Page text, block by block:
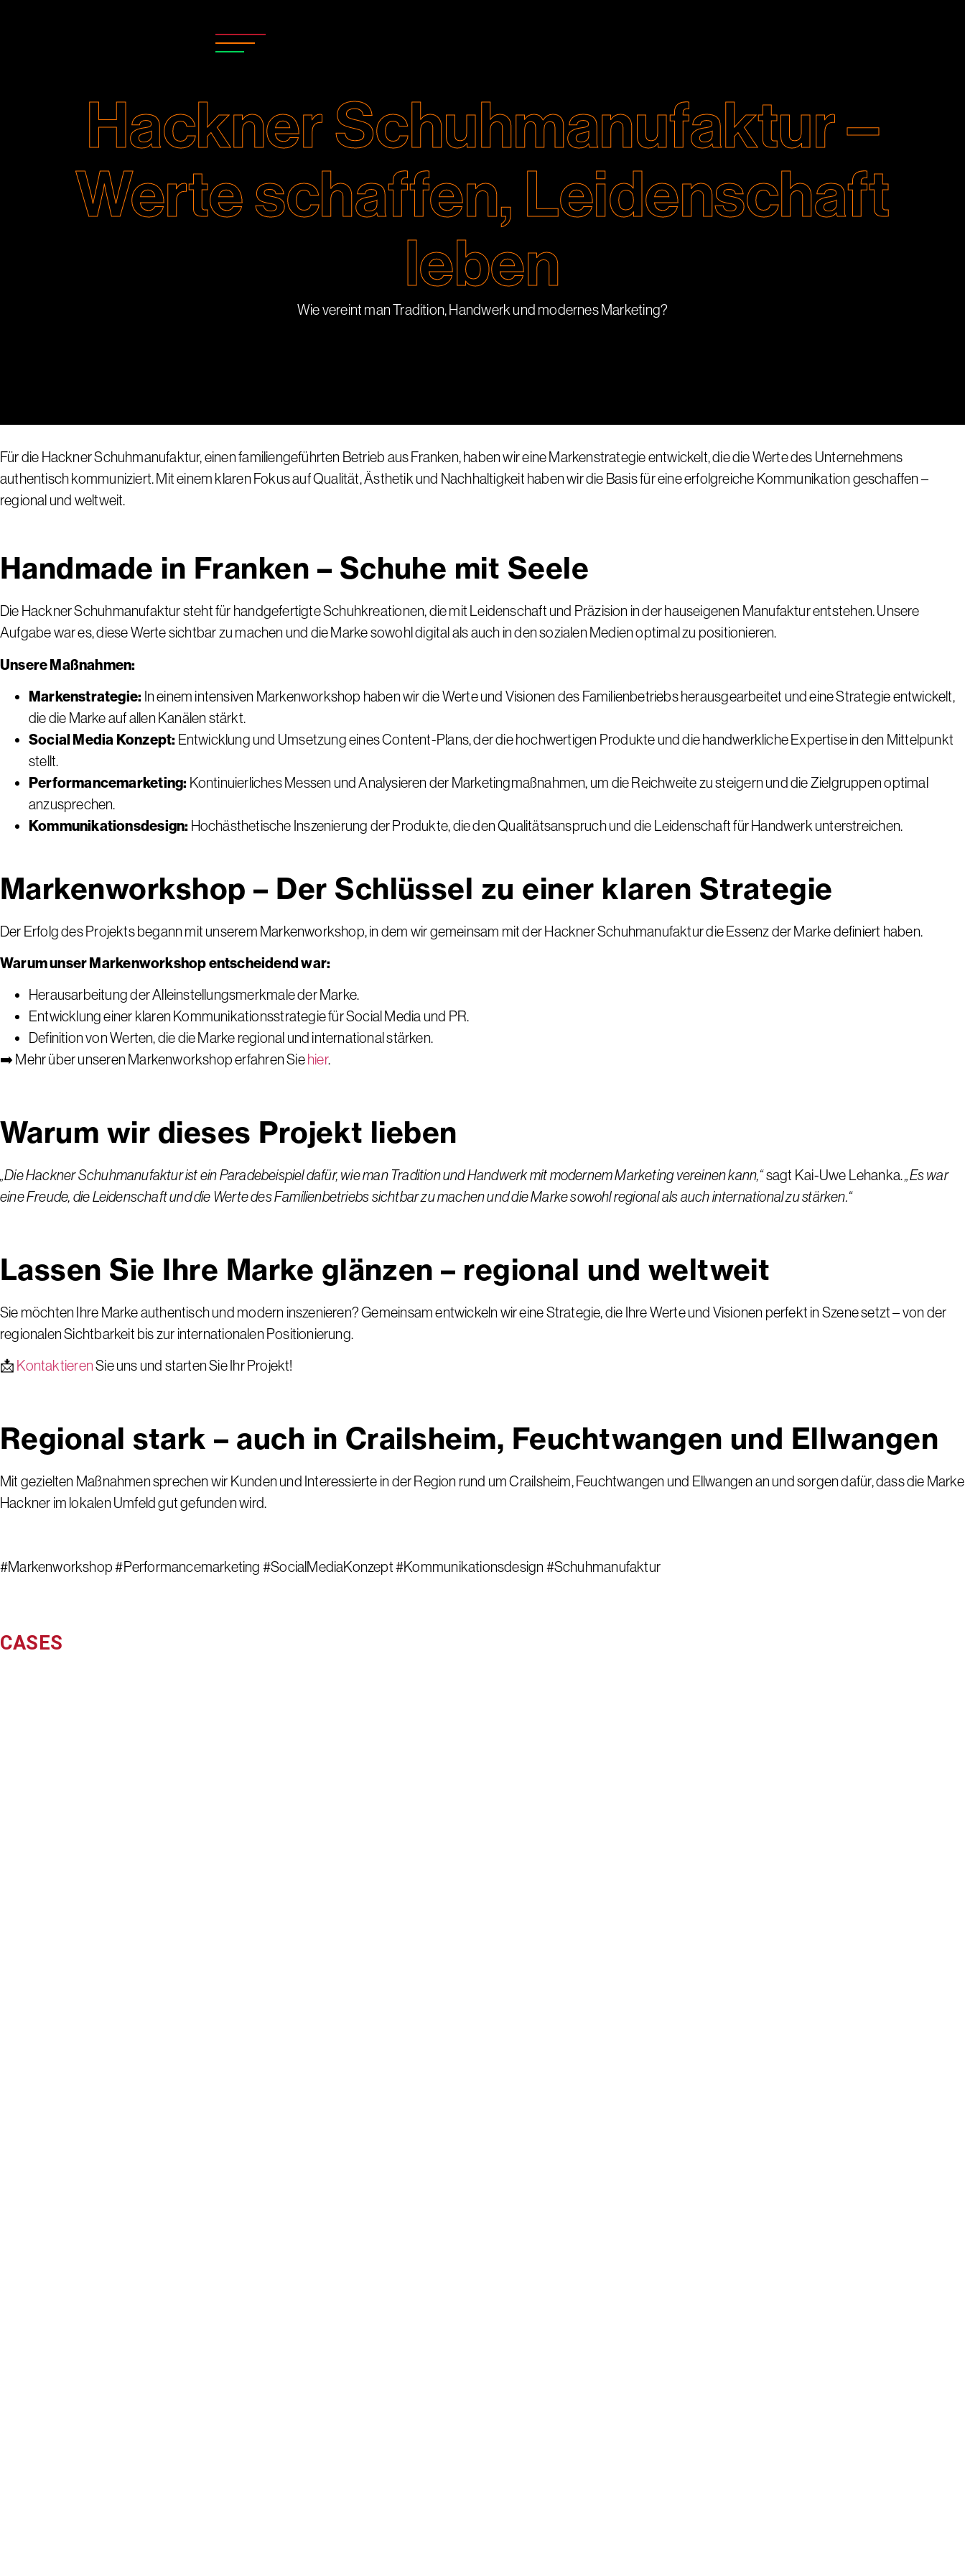
Hackner Schuhmanufaktur –
Werte schaffen, Leidenschaft
leben
Wie vereint man Tradition, Handwerk und modernes Marketing?
Für die Hackner Schuhmanufaktur, einen familiengeführten Betrieb aus Franken, haben wir eine Markenstrategie entwickelt, die die Werte des Unternehmens
authentisch kommuniziert. Mit einem klaren Fokus auf Qualität, Ästhetik und Nachhaltigkeit haben wir die Basis für eine erfolgreiche Kommunikation geschaffen –
regional und weltweit.
Handmade in Franken – Schuhe mit Seele
Die Hackner Schuhmanufaktur steht für handgefertigte Schuhkreationen, die mit Leidenschaft und Präzision in der hauseigenen Manufaktur entstehen. Unsere
Aufgabe war es, diese Werte sichtbar zu machen und die Marke sowohl digital als auch in den sozialen Medien optimal zu positionieren.
Unsere Maßnahmen:
Markenstrategie: In einem intensiven Markenworkshop haben wir die Werte und Visionen des Familienbetriebs herausgearbeitet und eine Strategie entwickelt,
die die Marke auf allen Kanälen stärkt.
Social Media Konzept: Entwicklung und Umsetzung eines Content-Plans, der die hochwertigen Produkte und die handwerkliche Expertise in den Mittelpunkt
stellt.
Performancemarketing: Kontinuierliches Messen und Analysieren der Marketingmaßnahmen, um die Reichweite zu steigern und die Zielgruppen optimal
anzusprechen.
Kommunikationsdesign: Hochästhetische Inszenierung der Produkte, die den Qualitätsanspruch und die Leidenschaft für Handwerk unterstreichen.
Markenworkshop – Der Schlüssel zu einer klaren Strategie
Der Erfolg des Projekts begann mit unserem Markenworkshop, in dem wir gemeinsam mit der Hackner Schuhmanufaktur die Essenz der Marke definiert haben.
Warum unser Markenworkshop entscheidend war:
Herausarbeitung der Alleinstellungsmerkmale der Marke.
Entwicklung einer klaren Kommunikationsstrategie für Social Media und PR.
Definition von Werten, die die Marke regional und international stärken.
➡️ Mehr über unseren Markenworkshop erfahren Sie hier.
Warum wir dieses Projekt lieben
„Die Hackner Schuhmanufaktur ist ein Paradebeispiel dafür, wie man Tradition und Handwerk mit modernem Marketing vereinen kann,“sagt Kai-Uwe Lehanka.„Es war
eine Freude, die Leidenschaft und die Werte des Familienbetriebs sichtbar zu machen und die Marke sowohl regional als auch international zu stärken.“
Lassen Sie Ihre Marke glänzen – regional und weltweit
Sie möchten Ihre Marke authentisch und modern inszenieren? Gemeinsam entwickeln wir eine Strategie, die Ihre Werte und Visionen perfekt in Szene setzt – von der
regionalen Sichtbarkeit bis zur internationalen Positionierung.
📩 KontaktierenSie uns und starten Sie Ihr Projekt!
Regional stark – auch in Crailsheim, Feuchtwangen und Ellwangen
Mit gezielten Maßnahmen sprechen wir Kunden und Interessierte in der Region rund um Crailsheim, Feuchtwangen und Ellwangen an und sorgen dafür, dass die Marke
Hackner im lokalen Umfeld gut gefunden wird.
#Markenworkshop #Performancemarketing #SocialMediaKonzept #Kommunikationsdesign #Schuhmanufaktur
CASES